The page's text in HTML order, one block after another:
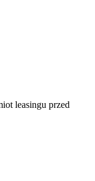
leasingu przed